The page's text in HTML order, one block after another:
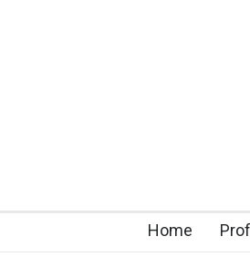
Home